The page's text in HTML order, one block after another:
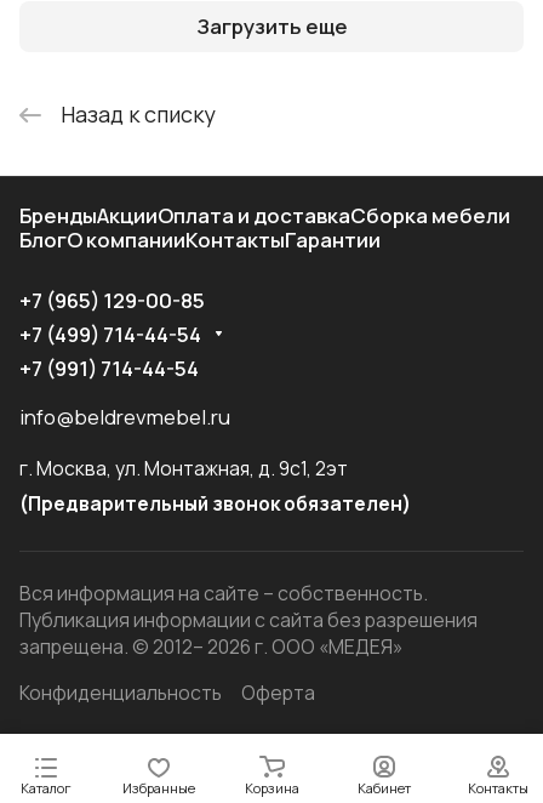
Загрузить еще
Назад к списку
Каталог Избранные Корзина Кабинет Контакты
БрендыАкцииОплата и доставкаСборка мебели
БлогО компанииКонтактыГарантии
+7 (965) 129-00-85
+7 (499) 714-44-54
+7 (991) 714-44-54
info@beldrevmebel.ru
г. Москва, ул. Монтажная, д. 9с1, 2эт
(Предварительный звонок обязателен)
Вся информация на сайте – собственность.
Публикация информации с сайта без разрешения
запрещена. © 2012– 2026 г. ООО «МЕДЕЯ»
Конфиденциальность
Оферта